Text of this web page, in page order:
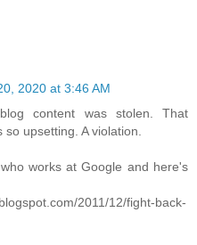
2020 at 3:46 AM
content was stolen. That
upsetting. A violation.
works at Google and here's
2011/12/fight-back-